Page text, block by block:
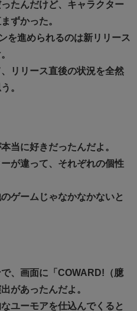
たんだけど、キャラクター
ずかった。
を進められるのは新リリース
リリース直後の状況を全然
。
当に好きだったんだよ。
が違って、それぞれの個性
ゲームじゃなかなかないと
、画面に「COWARD!（臆
があったんだよ。
ユーモアを仕込んでくると